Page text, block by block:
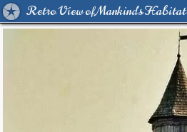
Retro View of Mankind's Habitat